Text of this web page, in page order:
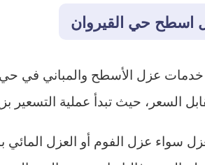
اسطح حي القيروان
عزل الأسطح والمباني في حي
السعر، حيث تبدأ عملية التسعير
سواء عزل الفوم أو العزل المائي